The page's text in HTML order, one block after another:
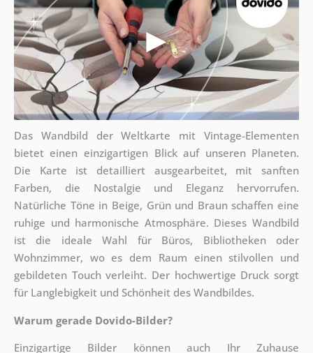
Das Wandbild der Weltkarte mit Vintage-Elementen
bietet einen einzigartigen Blick auf unseren Planeten.
Die Karte ist detailliert ausgearbeitet, mit sanften
Farben, die Nostalgie und Eleganz hervorrufen.
Natürliche Töne in Beige, Grün und Braun schaffen eine
ruhige und harmonische Atmosphäre. Dieses Wandbild
ist die ideale Wahl für Büros, Bibliotheken oder
Wohnzimmer, wo es dem Raum einen stilvollen und
gebildeten Touch verleiht. Der hochwertige Druck sorgt
für Langlebigkeit und Schönheit des Wandbildes.
Warum gerade Dovido-Bilder?
Einzigartige Bilder können auch Ihr Zuhause